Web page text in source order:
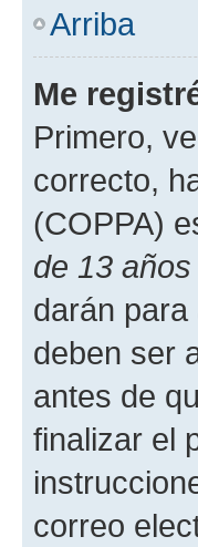
Arriba
Me
Primero,
correcto,
(COPPA)
de 13 años
darán
deben ser
antes de
finalizar el
correo